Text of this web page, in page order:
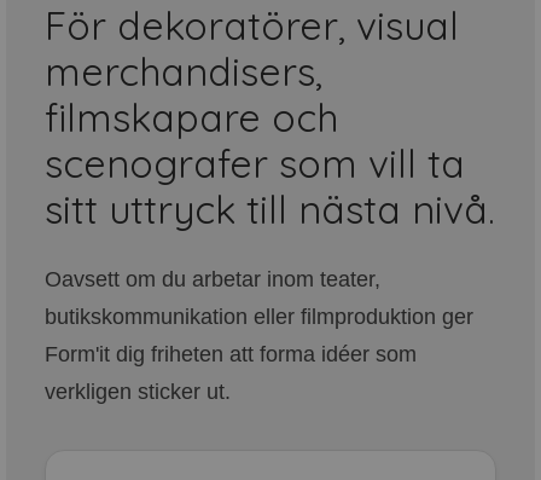
För dekoratörer, visual
merchandisers,
filmskapare och
scenografer som vill ta
sitt uttryck till nästa nivå.
Oavsett om du arbetar inom teater,
butikskommunikation eller filmproduktion ger
Form'it dig friheten att forma idéer som
verkligen sticker ut.